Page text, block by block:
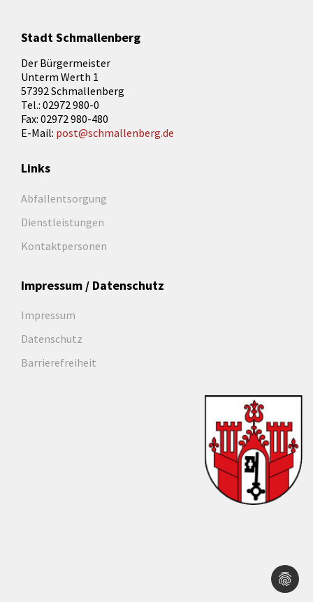
Stadt Schmallenberg
Der Bürgermeister
Unterm Werth 1
57392 Schmallenberg
Tel.: 02972 980-0
Fax: 02972 980-480
E-Mail: post@schmallenberg.de
Links
Abfallentsorgung
Dienstleistungen
Kontaktpersonen
Impressum / Datenschutz
Impressum
Datenschutz
Barrierefreiheit